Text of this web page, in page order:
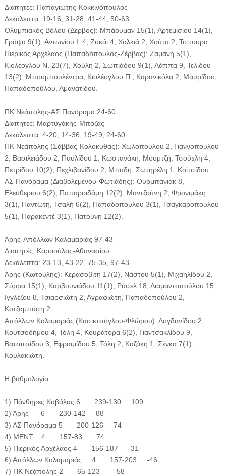
Διαιτητές: Παπαγιώτης-Κοκκινόπουλος
Δεκάλεπτα: 19-16, 31-28, 41-44, 50-63
Ολυμπιακός Βόλου (Δερβος): Μπάουμαν 15(1), Αρτεμισίου 14(1),
Γράψα 9(1), Αντωνίου Ι. 4, Ζυκάι 4, Χαλκιά 2, Χούτα 2, Τσιτουρα.
Πιερικός Αρχέλαος (Παπαδόπουλος-Ζέρβας): Ζαμάνη 5(1),
Κιολέογλου Ν. 23(7), Χούλη 2, Σωπιάδου 9(1), Λάππα 9, Τελίδου
13(2), Μπουμπουλέντρα, Κιολέογλου Π., Καρανικόλα 2, Μαυρίδου,
Παπαδοπούλου, Αμανατίδου.
ΠΚ Νεάπολης-ΑΣ Πανόραμα 24-60
Διαιτητές: Μαρτυγάκης-Μπόζας
Δεκάλεπτα: 4-20, 14-36, 19-49, 24-60
ΠΚ Νεάπολης (Σάββας-Κολοκυθάς): Χωλοπούλου 2, Γιαννοπούλου
2, Βασιλειάδου 2, Παυλίδου 1, Κωστανάκη, Μουμτζή, Τσούχλη 4,
Πετρίδου 10(2), Πεχλιβανίδου 2, Μπαδη, Σωτηρέλη 1, Κοϊτσίδου.
ΑΣ Πανόραμα (Διαβολεμενου-Φωτιάδης): Ουρμπάνιακ 8,
Ελευθεριου 6(2), Παπαροϊδάμη 12(2), Μαντζούνη 2, Φρονιμάκη
3(1), Παντώτη, Τσαλή 6(2), Παπαδοπούλου 3(1), Τσαγκαροπούλου
5(1), Παρακεντέ 3(1), Πατούνη 12(2).
Άρης-Απόλλων Καλαμαριάς 97-43
Διαιτητές: Καραούλας-Αθανασίου
Δεκάλεπτα: 23-13, 43-22, 75-35, 97-43
Άρης (Κωτούλης): Κερασοβίτη 17(2), Νάστου 5(1), Μιχαηλίδου 2,
Σύρρα 15(1), Καρβουνιάδου 11(1), Ράσελ 18, Διαμαντοπούλου 15,
Ιγγλέζου 8, Τσιαρσιώτη 2, Αγραφιώτη, Παπαδοπούλου 2,
Κοτζαμπάση 2.
Απόλλων Καλαμαριάς (Κασικτσόγλου-Φλώρου): Λογδανίδου 2,
Κουτσοδήμου 4, Τόλη 4, Κουράτορα 6(2), Γιαντσακλίδου 9,
Βατσιτσίδου 3, Εφραιμίδου 5, Τόλη 2, Καζάκη 1, Σένκα 7(1),
Κουλακιώτη.
Η βαθμολογία
1) Πάνθηρες Καβάλας 6 239-130 109
2) Άρης 6 230-142 88
3) ΑΣ Πανόραμα 5 200-126 74
4) ΜΕΝΤ 4 157-83 74
5) Πιερικός Αρχέλαος 4 156-187 -31
6) Απόλλων Καλαμαριάς 4 157-203 -46
7) ΠΚ Νεάπολης 2 65-123 -58